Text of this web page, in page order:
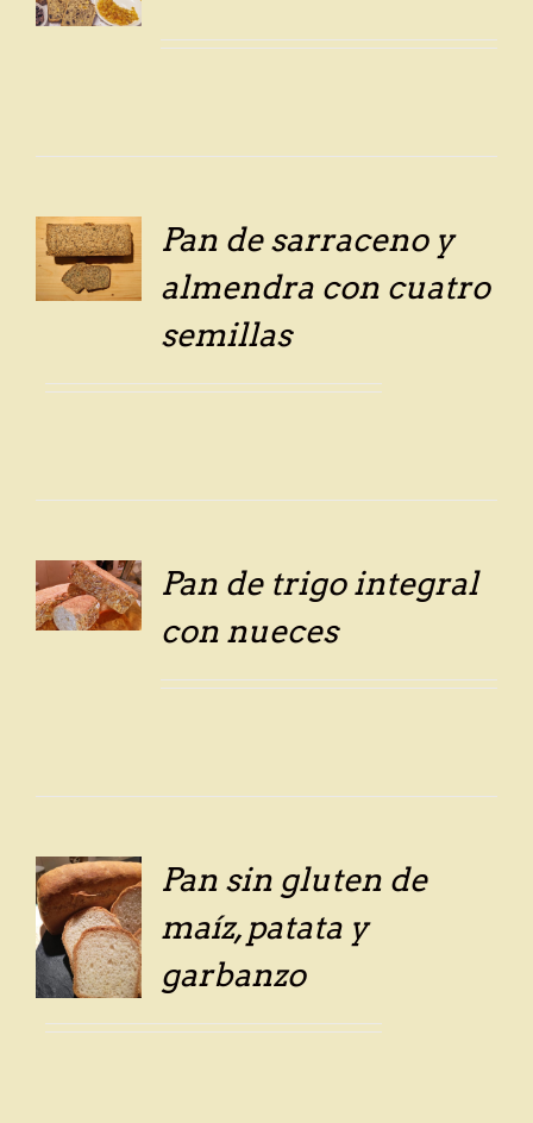
Pan de sarraceno y
almendra con cuatro
semillas
Pan de trigo integral
con nueces
Pan sin gluten de
maíz, patata y
garbanzo